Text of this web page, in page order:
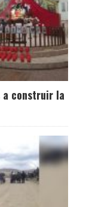
a construir la